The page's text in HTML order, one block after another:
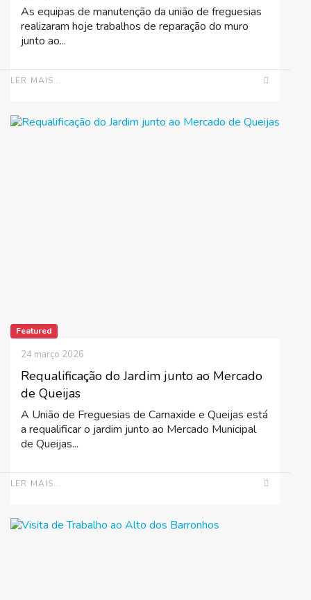
As equipas de manutenção da união de freguesias
realizaram hoje trabalhos de reparação do muro
junto ao...
LER MAIS...
Featured
Requalificação do Jardim junto ao Mercado
de Queijas
24 março 2026
A União de Freguesias de Carnaxide e Queijas está
a requalificar o jardim junto ao Mercado Municipal
de Queijas...
LER MAIS...